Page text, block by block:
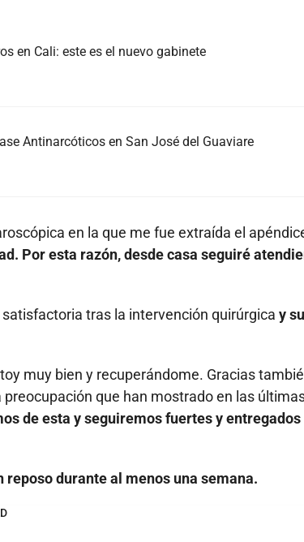
en Cali: este es el nuevo gabinete
Antinarcóticos en San José del Guaviare
en la que me fue extraída el
Por esta razón, desde casa seguiré
tras la intervención quirúrgica y su
muy bien y recuperándome. Gracias
que han mostrado en las
de esta y seguiremos fuertes y entregados
durante al menos una semana.